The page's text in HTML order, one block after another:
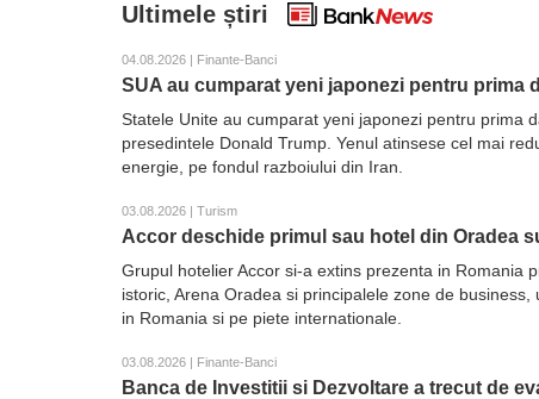
Ultimele știri
04.08.2026 | Finante-Banci
SUA au cumparat yeni japonezi pentru prima
Statele Unite au cumparat yeni japonezi pentru prima
presedintele Donald Trump. Yenul atinsese cel mai
energie, pe fondul razboiului din Iran.
03.08.2026 | Turism
Accor deschide primul sau hotel din Oradea
Grupul hotelier Accor si-a extins prezenta in Romania
istoric, Arena Oradea si principalele zone de
in Romania si pe piete internationale.
03.08.2026 | Finante-Banci
Banca de Investitii si Dezvoltare a trecut de